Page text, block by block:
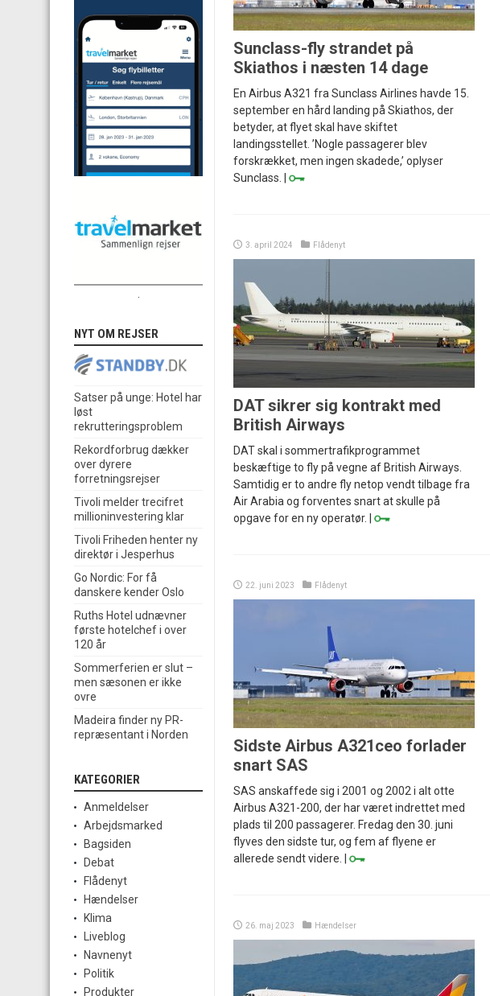
Sunclass-fly strandet på
Skiathos i næsten 14 dage
En Airbus A321 fra Sunclass Airlines havde 15.
september en hård landing på Skiathos, der
betyder, at flyet skal have skiftet
landingsstellet. ’Nogle passagerer blev
forskrækket, men ingen skadede,’ oplyser
Sunclass. |
3. april 2024 Flådenyt
DAT sikrer sig kontrakt med
British Airways
DAT skal i sommertrafikprogrammet
beskæftige to fly på vegne af British Airways.
Samtidig er to andre fly netop vendt tilbage fra
Air Arabia og forventes snart at skulle på
opgave for en ny operatør. |
22. juni 2023 Flådenyt
Sidste Airbus A321ceo forlader
snart SAS
SAS anskaffede sig i 2001 og 2002 i alt otte
Airbus A321-200, der har været indrettet med
plads til 200 passagerer. Fredag den 30. juni
flyves den sidste tur, og fem af flyene er
allerede sendt videre. |
26. maj 2023 Hændelser
NYT OM REJSER
Satser på unge: Hotel har
løst
rekrutteringsproblem
Rekordforbrug dækker
over dyrere
forretningsrejser
Tivoli melder trecifret
millioninvestering klar
Tivoli Friheden henter ny
direktør i Jesperhus
Go Nordic: For få
danskere kender Oslo
Ruths Hotel udnævner
første hotelchef i over
120 år
Sommerferien er slut –
men sæsonen er ikke
ovre
Madeira finder ny PR-
repræsentant i Norden
KATEGORIER
Anmeldelser
Arbejdsmarked
Bagsiden
Debat
Flådenyt
Hændelser
Klima
Liveblog
Navnenyt
Politik
Produkter